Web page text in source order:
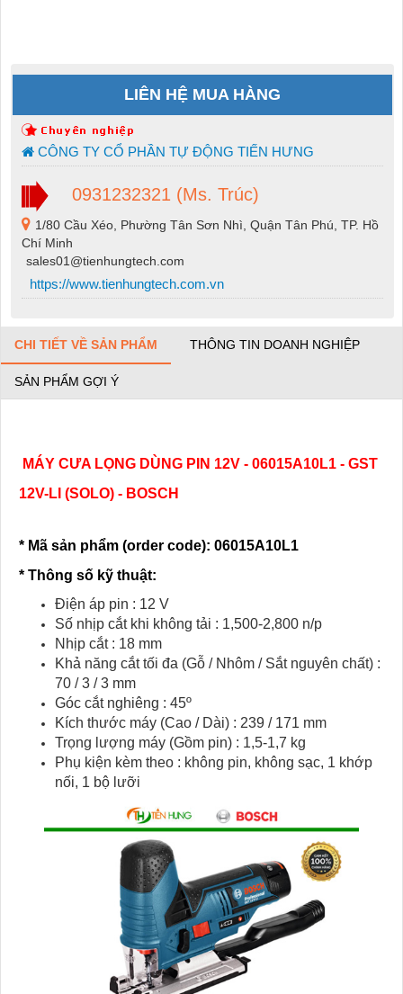
LIÊN HỆ MUA HÀNG
CÔNG TY CỔ PHẦN TỰ ĐỘNG TIẾN HƯNG
0931232321 (Ms. Trúc)
1/80 Cầu Xéo, Phường Tân Sơn Nhì, Quận Tân Phú, TP. Hồ
Chí Minh
sales01@tienhungtech.com
https://www.tienhungtech.com.vn
CHI TIẾT VỀ SẢN PHẨM THÔNG TIN DOANH NGHIỆP
SẢN PHẨM GỢI Ý
MÁY CƯA LỌNG DÙNG PIN 12V - 06015A10L1 - GST
12V-LI (SOLO) - BOSCH
* Mã sản phẩm (order code): 06015A10L1
* Thông số kỹ thuật:
Điện áp pin : 12 V
Số nhịp cắt khi không tải : 1,500-2,800 n/p
Nhịp cắt : 18 mm
Khả năng cắt tối đa (Gỗ / Nhôm / Sắt nguyên chất) :
70 / 3 / 3 mm
Góc cắt nghiêng : 45º
Kích thước máy (Cao / Dài) : 239 / 171 mm
Trọng lượng máy (Gồm pin) : 1,5-1,7 kg
Phụ kiện kèm theo : không pin, không sạc, 1 khớp
nối, 1 bộ lưỡi